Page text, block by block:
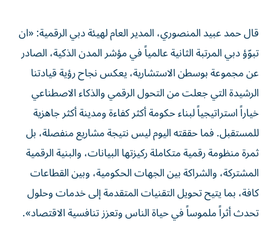
قال حمد عبيد المنصوري، المدير العام لهيئة دبي الرقمية: «ان
تبوّؤ دبي المرتبة الثانية عالمياً في مؤشر المدن الذكية، الصادر
عن مجموعة بوسطن الاستشارية، يعكس نجاح رؤية قيادتنا
الرشيدة التي جعلت من التحول الرقمي والذكاء الاصطناعي
خياراً استراتيجياً لبناء حكومة أكثر كفاءة ومدينة أكثر جاهزية
للمستقبل. فما حققته اليوم ليس نتيجة مشاريع منفصلة، بل
ثمرة منظومة رقمية متكاملة ركيزتها البيانات، والبنية الرقمية
المشتركة، والشراكة بين الجهات الحكومية، وبين القطاعات
كافة، بما يتيح تحويل التقنيات المتقدمة إلى خدمات وحلول
تحدث أثراً ملموساً في حياة الناس وتعزز تنافسية الاقتصاد».